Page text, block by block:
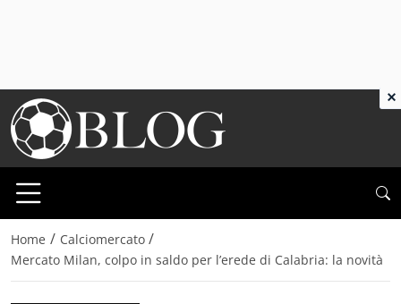
Home / Calciomercato /
Mercato Milan, colpo in saldo per l’erede di Calabria: la novità
×